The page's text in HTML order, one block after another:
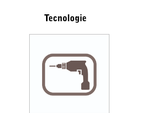
Tecnologie